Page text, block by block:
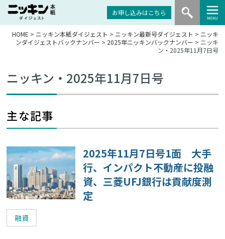
お申し込みはこちら
HOME > ニッキン本紙ダイジェスト > ニッキン最新号ダイジェスト > ニッキ
ンダイジェストバックナンバー > 2025年ニッキンバックナンバー > ニッキ
ン・2025年11月7日号
ニッキン・2025年11月7日号
主な記事
2025年11月7日号1面 大手
行、インパクト不動産に投融
資、三菱UFJ銀行は貢献度測
定
融資